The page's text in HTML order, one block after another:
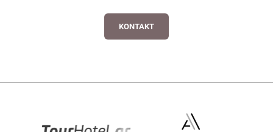
KONTAKT